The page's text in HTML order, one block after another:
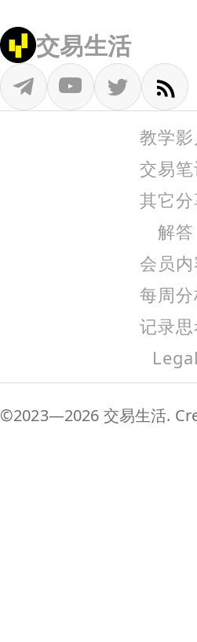
交易生活
教学
交易
其它
解答
会员
每周
记录
Legal
©2023—2026 交易生活.